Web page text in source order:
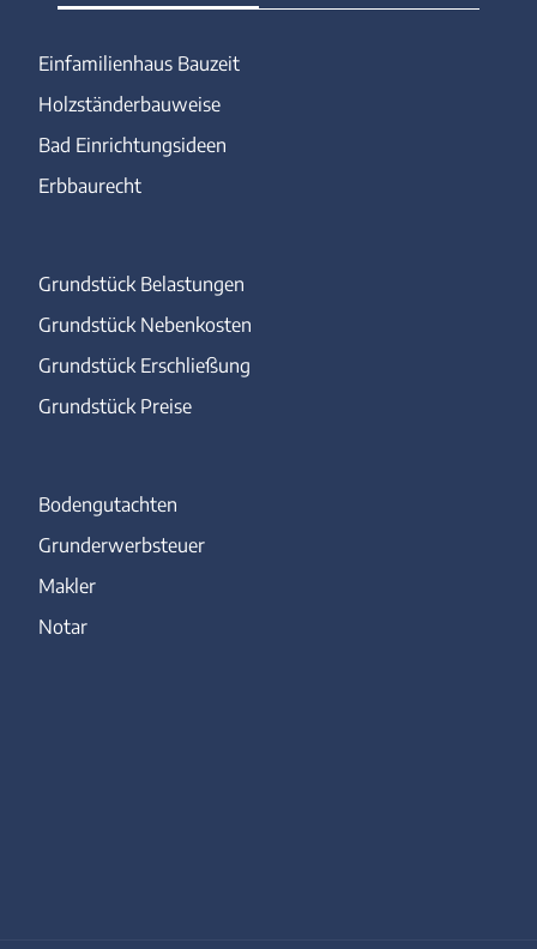
Einfamilienhaus Bauzeit
Holzständerbauweise
Bad Einrichtungsideen
Erbbaurecht
Grundstück Belastungen
Grundstück Nebenkosten
Grundstück Erschließung
Grundstück Preise
Bodengutachten
Grunderwerbsteuer
Makler
Notar